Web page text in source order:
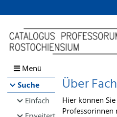
Browsen
direkt zum Inhalt
Menü
Suche
Einfach
Über
Hier können
Professorinnen